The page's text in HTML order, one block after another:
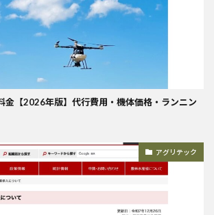
金【2026年版】代行費用・機体価格・ランニン
アグリテック